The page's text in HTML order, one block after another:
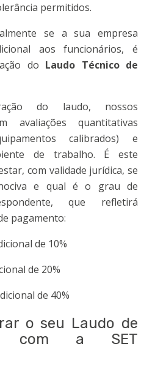
permitidos.
se a sua empresa
aos funcionários, é
do Laudo Técnico de
do laudo, nossos
avaliações quantitativas
calibrados) e
de trabalho. É este
com validade jurídica, se
e qual é o grau de
que refletirá
pagamento:
de 10%
de 20%
de 40%
o seu Laudo de
com a SET